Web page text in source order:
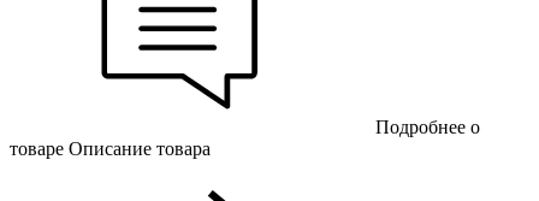
Подробнее о
товаре Описание товара